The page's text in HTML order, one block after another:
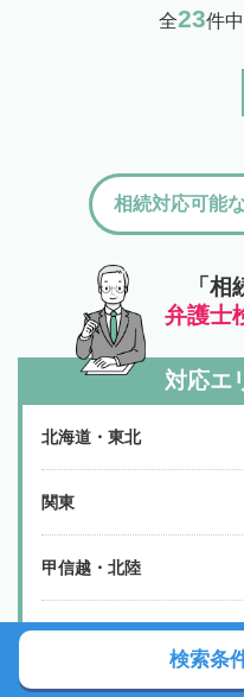
全23件中
「
弁護士
相続対応可能
対応エ
北海道・東北
関東
甲信越・北陸
東海
検索条